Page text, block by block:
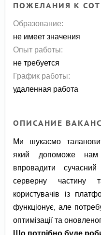
ПОЖЕЛАНИЯ К
Образование:
не имеет значения
Опыт работы:
не требуется
График работы:
удаленная работа
ОПИСАНИЕ
Ми шукаємо
який допоможе нам
впровадити сучасний
серверну частину
користувачів із
функціонує, але
оптимізації та
Що потрібно буде